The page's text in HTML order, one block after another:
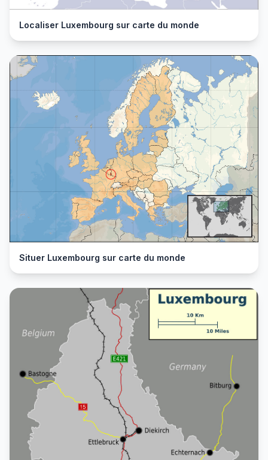
Localiser Luxembourg sur carte du monde
Situer Luxembourg sur carte du monde